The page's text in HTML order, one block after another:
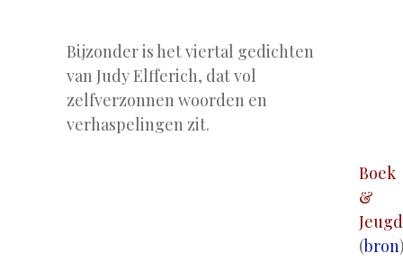
Bijzonder is het viertal gedichten
van Judy Elfferich, dat vol
zelfverzonnen woorden en
verhaspelingen zit.
Boek
&
Jeugd
(bron